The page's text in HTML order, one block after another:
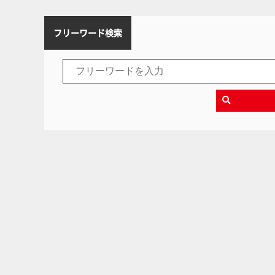
フリーワード検索